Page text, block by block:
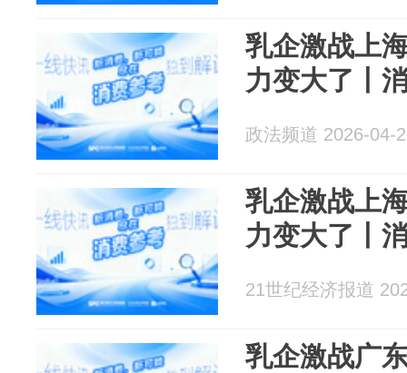
乳企激战上
力变大了丨
政法频道 2026-04-
乳企激战上
力变大了丨
21世纪经济报道
乳企激战广